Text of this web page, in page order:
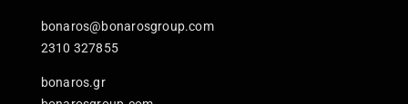
bonaros@bonarosgroup.com
2310 327855
bonaros.gr